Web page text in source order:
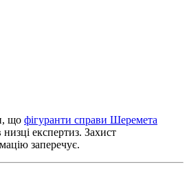
що фігуранти справи Шеремета
низці експертиз. Захист
заперечує.